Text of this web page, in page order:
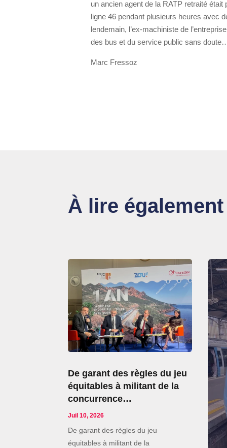
un ancien agent de la RATP retraité
ligne 46 pendant plusieurs heures avec
lendemain, l’ex-machiniste de
des bus et du service public sans
Marc Fressoz
À lire également
De garant des règles du jeu
équitables à militant de la
concurrence…
Juil 10, 2026
De garant des règles du jeu
équitables à militant de la